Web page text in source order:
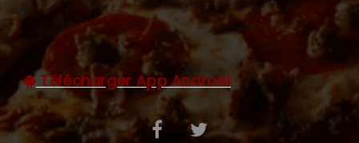
MENTIONS LÉGALES
C.G.V
Télécharger App Android